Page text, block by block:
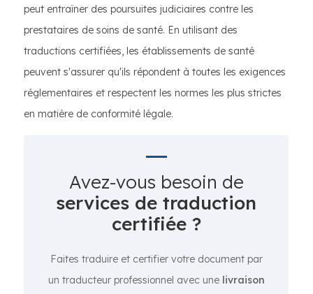
peut entraîner des poursuites judiciaires contre les
prestataires de soins de santé. En utilisant des
traductions certifiées, les établissements de santé
peuvent s'assurer qu'ils répondent à toutes les exigences
réglementaires et respectent les normes les plus strictes
en matière de conformité légale.
Avez-vous besoin de
services de traduction
certifiée ?
Faites traduire et certifier votre document par
un traducteur professionnel avec une livraison